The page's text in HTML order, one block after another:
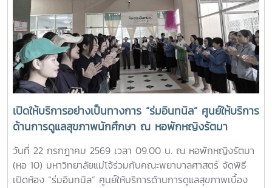
ฐานะอาจารย์ประจำรายวิชา ร่วมให้ความรู้เกี่ยวกับประวัติความ
เป็นมา ปรัชญา และอัตลักษณ์ของมหาวิทยาลัยแม่โจ้ เพื่อสร้าง
ความเข้าใจและความผูกพันต่อสถาบันโอกาสนี้ รองศาสตราจารย์
ดร.เทพ พงษ์พานิช ได้เน้นย้ำให้นักศึกษาเรียนรู้รากเหง้าความ
เป็นแม่โจ้ มีความภาคภูมิใจในสถาบัน มีพลังใจในการศึกษา ยึด
มั่นและดำเนินตามรอยคุณงามความดีของปูชนียบุคคล ประพฤติ
ตนเป็นคนดี มีความรับผิดชอบ ยึดถืออัตลักษณ์ของนักศึกษา
พยาบาลศาสตร์ มหาวิทยาลัยแม่โจ้ ที่ว่า “งามสง่า จิตอาสา
อดทน สู้งาน” เพื่อเติบโตเป็นบัณฑิตพยาบาลที่มีคุณภาพ เป็น
กำลังสำคัญของสังคมในอนาคตพร้อมกันนี้ นายนพกิจ แผ่พร
รักษาการหัวหน้างานหอพักนักศึกษา ได้บรรยายภาพรวมการ
ดำเนินงานของหอพักนักศึกษา พร้อมแนะนำระบบการดูแลและ
การใช้ชีวิตในรั้วมหาวิทยาลัย และ นายวิทชัย สุขเพราะนา หัวหน้า
เปิดให้บริการอย่างเป็นทางการ “ร่มอินทนิล” ศูนย์ให้บริการ
ด้านการดูแลสุขภาพนักศึกษา ณ หอพักหญิงรัตมา
วันที่ 22 กรกฎาคม 2569 เวลา 09.00 น. ณ หอพักหญิงรัตมา
(หอ 10) มหาวิทยาลัยแม่โจ้ร่วมกับคณะพยาบาลศาสตร์ จัดพิธี
เปิดห้อง “ร่มอินทนิล” ศูนย์ให้บริการด้านการดูแลสุขภาพเบื้อง